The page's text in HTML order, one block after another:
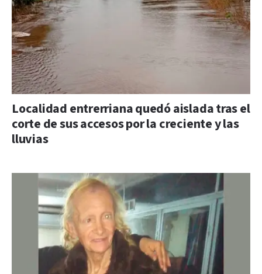
Localidad entrerriana quedó aislada tras el
corte de sus accesos por la creciente y las
lluvias